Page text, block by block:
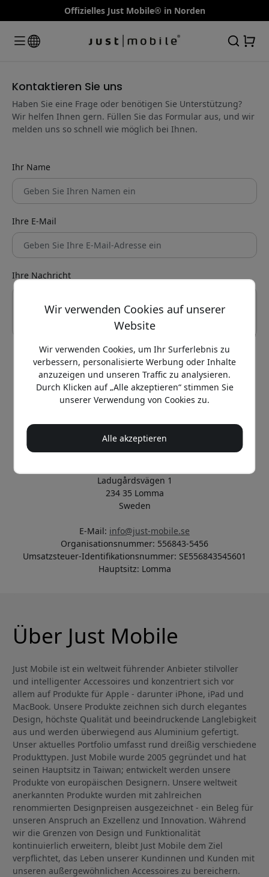
Offizielles Just Mobile® in Norden
Kontaktieren Sie uns
Haben Sie eine Frage oder benötigen Sie Unterstützung?
Wir helfen Ihnen gern. Füllen Sie das Formular aus, und wir
melden uns so schnell wie möglich bei Ihnen.
Ihr Name
Ihre E-Mail
Ihre Nachricht
Senden
Betrieben und verwaltet von Vendora Nordic
Offizieller Distributor von Just Mobile®
Ladugårdsvägen 1
234 35 Lomma
Sweden
E-Mail: info@just-mobile.se
Organisationsnummer: 556843-5456
Umsatzsteuer-Identifikationsnummer: SE556843545601
Hauptsitz: Lomma
Über Just Mobile
Just Mobile ist ein weltweit führender Anbieter stilvoller
und intelligenter Accessoires und konzentriert sich vor
allem auf Produkte für Apple - darunter iPhone, iPad und
MacBook. Unsere Produkte zeichnen sich durch elegantes
Design, höchste Qualität und beeindruckende Langlebigkeit
aus und werden überwiegend aus Aluminium gefertigt.
Unser aktuelles Portfolio umfasst rund dreißig verschiedene
Produkttypen. Just Mobile wurde 2005 gegründet und hat
seinen Hauptsitz in Taiwan; entwickelt werden unsere
Produkte von europäischen Designern. Unsere weltweit
anerkannten Produkte wurden mit zahlreichen
renommierten Designpreisen ausgezeichnet - ein Beleg für
unseren Anspruch an Exzellenz und Innovation. Während
wir die Grenzen von Design und Funktionalität
kontinuierlich erweitern, bleibt Just Mobile dem Ziel
verpflichtet, das Leben unserer Kundinnen und Kunden mit
unseren außergewöhnlichen Accessoires zu bereichern.
Wir verwenden Cookies auf unserer
Website
Wir verwenden Cookies, um Ihr Surferlebnis zu
verbessern, personalisierte Werbung oder Inhalte
anzuzeigen und unseren Traffic zu analysieren.
Durch Klicken auf „Alle akzeptieren“ stimmen Sie
unserer Verwendung von Cookies zu.
Alle akzeptieren